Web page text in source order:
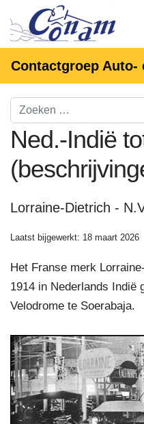
Contactgroep
Ned.-Indië
Lorraine-Dietrich -
Laatst bijgewerkt: 18 maart 2026
Het Franse merk
1914 in Nederlands Indië
Velodrome te Soerabaja.